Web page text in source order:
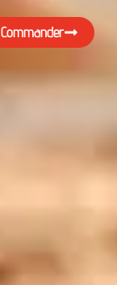
Commander